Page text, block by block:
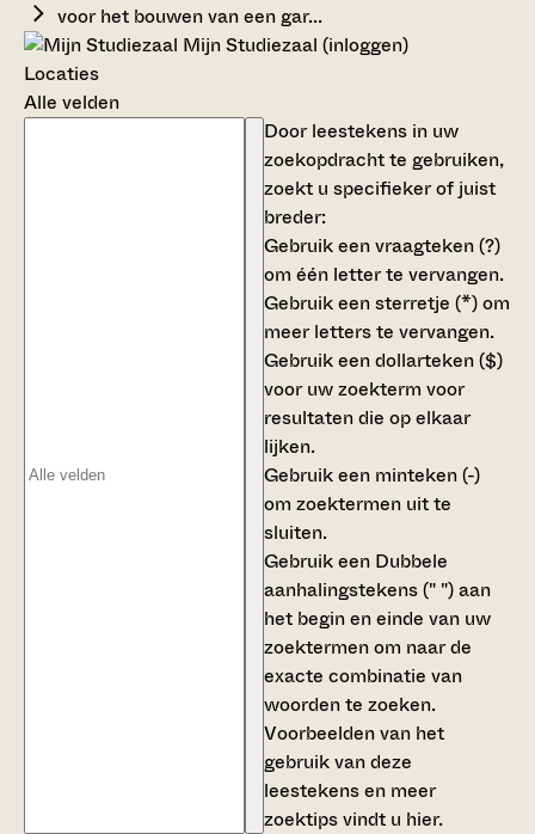
voor het bouwen van een gar...
Mijn Studiezaal (inloggen)
Locaties
Alle velden
Door leestekens in uw
zoekopdracht te gebruiken,
zoekt u specifieker of juist
breder:
Gebruik eenvraagteken (?)
om één letter te vervangen.
Gebruik eensterretje (*)om
meer letters te vervangen.
Gebruik eendollarteken ($)
voor uw zoekterm voor
resultaten die op elkaar
lijken.
Gebruik een minteken (-)
om zoektermen uit te
sluiten.
Gebruik een Dubbele
aanhalingstekens (" ")aan
het begin en einde van uw
zoektermen om naar de
exacte combinatie van
woorden te zoeken.
Voorbeelden van het
gebruik van deze
leestekens en meer
zoektips vindt u hier.